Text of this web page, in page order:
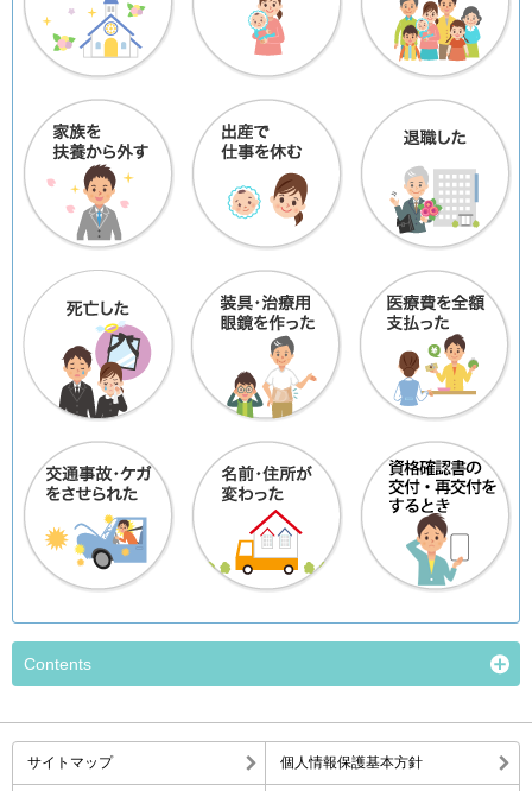
Contents
サイトマップ 個人情報保護基本方針